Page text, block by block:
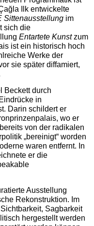
Ilk entwickelte
Sittenausstellungim
sich die
Entartete Kunstzum
ist ein historisch hoch
Werke der
sie später diffamiert,
Beckett durch
in
Darin schildert er
wo er
von der radikalen
„bereinigt“ worden
waren entfernt. In
er die
Ausstellung
Rekonstruktion. Im
Sagbarkeit
hergestellt werden